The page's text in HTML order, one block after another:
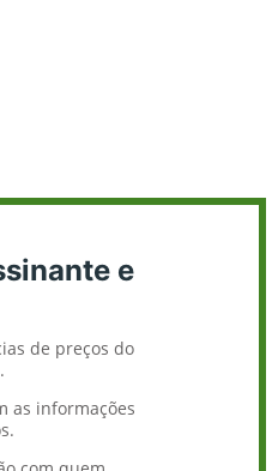
e
de preços do
as informações